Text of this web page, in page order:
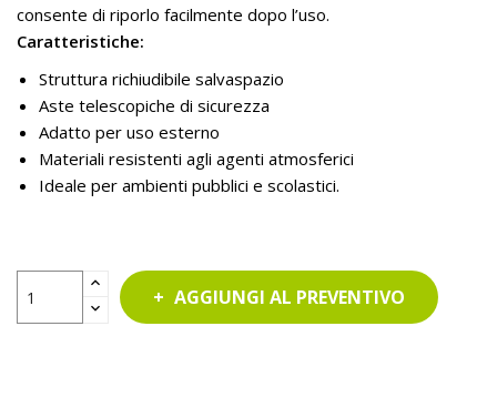
consente di riporlo facilmente dopo l’uso.
Caratteristiche:
Struttura richiudibile salvaspazio
Aste telescopiche di sicurezza
Adatto per uso esterno
Materiali resistenti agli agenti atmosferici
Ideale per ambienti pubblici e scolastici.
AGGIUNGI AL PREVENTIVO